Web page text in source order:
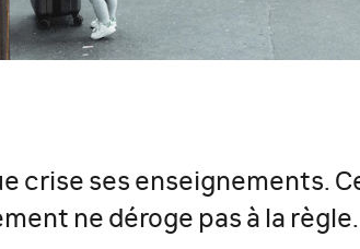
crise ses enseignements.
ne déroge pas à la règle.